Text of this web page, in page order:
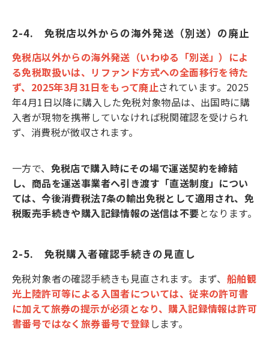
2-4.　免税店以外からの海外発送（別送）の廃止
免税店以外からの海外発送（いわゆる「別送」）によ
る免税取扱いは、リファンド方式への全面移行を待た
ず、2025年3月31日をもって廃止されています。2025
年4月1日以降に購入した免税対象物品は、出国時に購
入者が現物を携帯していなければ税関確認を受けられ
ず、消費税が徴収されます。
一方で、 免税店で購入時にその場で運送契約を締結
し、商品を運送事業者へ引き渡す「直送制度」につい
ては、今後消費税法7条の輸出免税として適用され、免
税販売手続きや購入記録情報の送信は不要となります。
2-5.　免税購入者確認手続きの見直し
免税対象者の確認手続きも見直されます。まず、 船舶観
光上陸許可等による入国者については、従来の許可書
に加えて旅券の提示が必須となり、購入記録情報は許可
書番号ではなく旅券番号で登録します。